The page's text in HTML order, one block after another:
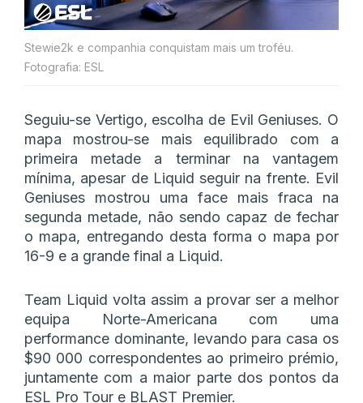
Stewie2k e companhia conquistam mais um troféu.
Fotografia: ESL
Seguiu-se Vertigo, escolha de Evil Geniuses. O
mapa mostrou-se mais equilibrado com a
primeira metade a terminar na vantagem
mínima, apesar de Liquid seguir na frente. Evil
Geniuses mostrou uma face mais fraca na
segunda metade, não sendo capaz de fechar
o mapa, entregando desta forma o mapa por
16-9 e a grande final a Liquid.
Team Liquid volta assim a provar ser a melhor
equipa Norte-Americana com uma
performance dominante, levando para casa os
$90 000 correspondentes ao primeiro prémio,
juntamente com a maior parte dos pontos da
ESL Pro Tour e BLAST Premier.